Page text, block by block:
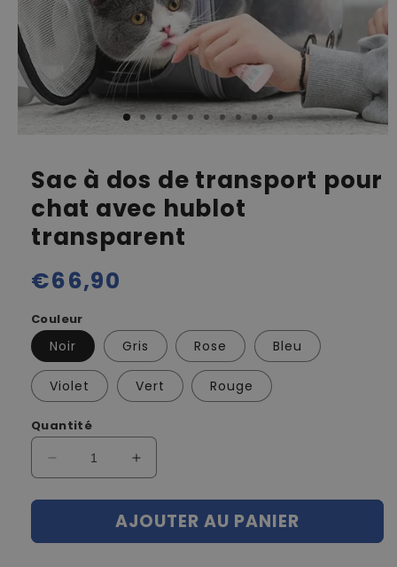
Sac à dos de transport pour
chat avec hublot
transparent
Prix
€66,90
Couleur
Noir Gris Rose Bleu
Violet Vert Rouge
Quantité
Réduire
la
quantité
Sac
Augmenter
la
quantité
de
Sac
AJOUTER AU PANIER